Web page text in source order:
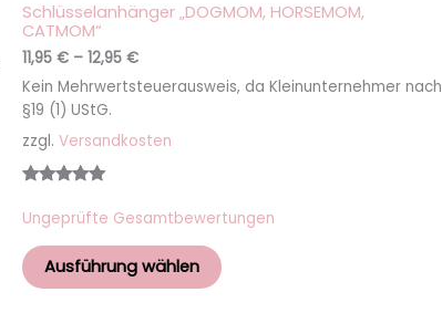
Schlüsselanhänger „DOGMOM, HORSEMOM,
CATMOM“
11,95 €– 12,95 €
Kein Mehrwertsteuerausweis, da Kleinunternehmer nach
§19 (1) UStG.
zzgl. Versandkosten
mit5.00
von 5,
basierend
Ungeprüfte Gesamtbewertungen
Ausführung wählen